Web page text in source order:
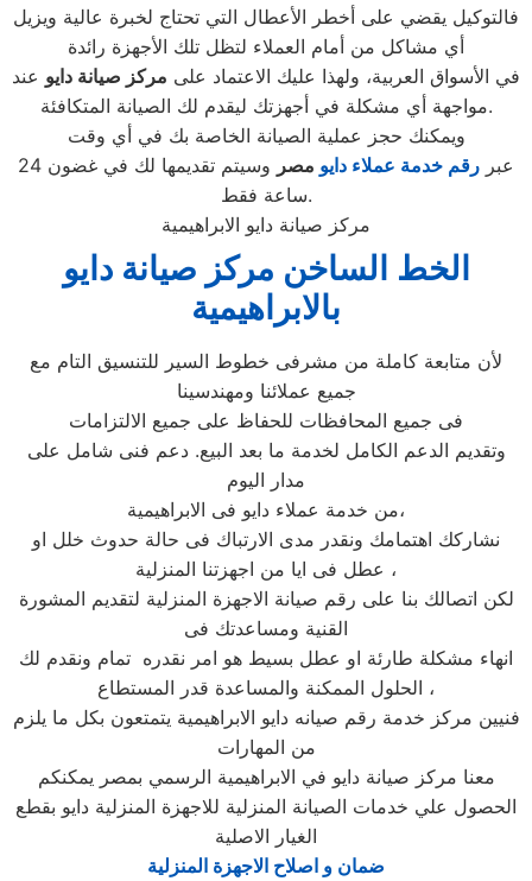
فالتوكيل يقضي على أخطر الأعطال التي تحتاج لخبرة عالية ويزيل
أي مشاكل من أمام العملاء لتظل تلك الأجهزة رائدة
في الأسواق العربية، ولهذا عليك الاعتماد على مركز صيانة دايو عند
مواجهة أي مشكلة في أجهزتك ليقدم لك الصيانة المتكافئة.
ويمكنك حجز عملية الصيانة الخاصة بك في أي وقت
عبر رقم خدمة عملاء دايو مصر
وسيتم تقديمها لك في غضون 24
ساعة فقط.
مركز صيانة دايو الابراهيمية
الخط الساخن مركز صيانة دايو
بالابراهيمية
لأن متابعة كاملة من مشرفى خطوط السير للتنسيق التام مع
جميع عملائنا ومهندسينا
فى جميع المحافظات للحفاظ على جميع الالتزامات
وتقديم الدعم الكامل لخدمة ما بعد البيع. دعم فنى شامل على
مدار اليوم
من خدمة عملاء دايو فى الابراهيمية،
نشاركك اهتمامك ونقدر مدى الارتباك فى حالة حدوث خلل او
عطل فى ايا من اجهزتنا المنزلية ،
لكن اتصالك بنا على رقم صيانة الاجهزة المنزلية لتقديم المشورة
القنية ومساعدتك فى
انهاء مشكلة طارئة او عطل بسيط هو امر نقدره تمام ونقدم لك
الحلول الممكنة والمساعدة قدر المستطاع ،
فنيين مركز خدمة رقم صيانه دايو الابراهيمية يتمتعون بكل ما يلزم
من المهارات
معنا مركز صيانة دايو في الابراهيمية الرسمي بمصر يمكنكم
الحصول علي خدمات الصيانة المنزلية للاجهزة المنزلية دايو بقطع
الغيار الاصلية
ضمان و اصلاح الاجهزة المنزلية